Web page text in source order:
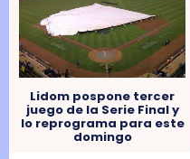
Lidom pospone tercer
juego de la Serie Final y
lo reprograma para este
domingo